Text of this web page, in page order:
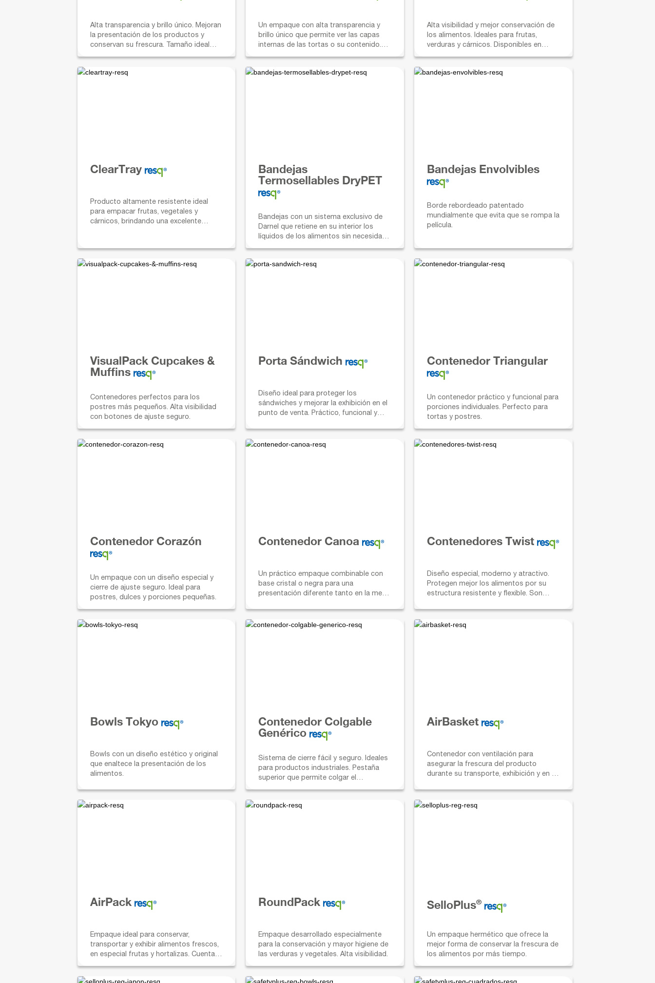
Alta transparencia y brillo único. Mejoran
la presentación de los productos y
conservan su frescura. Tamaño ideal
Un empaque con alta transparencia y
brillo único que permite ver las capas
internas de las tortas o su contenido.
opciones de venta por mitades, único
Alta visibilidad y mejor conservación de
los alimentos. Ideales para frutas,
verduras y cárnicos. Disponibles en
ClearTray
Producto altamente resistente ideal
para empacar frutas, vegetales y
cárnicos, brindando una excelente
Bandejas
Termosellables DryPET
Bandejas con un sistema exclusivo de
Darnel que retiene en su interior los
líquidos de los alimentos sin necesidad
Bandejas Envolvibles
Borde rebordeado patentado
mundialmente que evita que se rompa la
película.
VisualPack Cupcakes &
Muffins
Contenedores perfectos para los
postres más pequeños. Alta visibilidad
con botones de ajuste seguro.
Porta Sándwich
Diseño ideal para proteger los
sándwiches y mejorar la exhibición en el
punto de venta. Práctico, funcional y
Contenedor Triangular
Un contenedor práctico y funcional para
porciones individuales. Perfecto para
tortas y postres.
Contenedor Corazón
Un empaque con un diseño especial y
cierre de ajuste seguro. Ideal para
postres, dulces y porciones pequeñas.
Contenedor Canoa
Un práctico empaque combinable con
base cristal o negra para una
presentación diferente tanto en la mesa
Contenedores Twist
Diseño especial, moderno y atractivo.
Protegen mejor los alimentos por su
estructura resistente y flexible. Son
Bowls Tokyo
Bowls con un diseño estético y original
que enaltece la presentación de los
alimentos.
Contenedor Colgable
Genérico
Sistema de cierre fácil y seguro. Ideales
para productos industriales. Pestaña
superior que permite colgar el
AirBasket
Contenedor con ventilación para
asegurar la frescura del producto
durante su transporte, exhibición y en el
AirPack
Empaque ideal para conservar,
transportar y exhibir alimentos frescos,
en especial frutas y hortalizas. Cuenta
RoundPack
Empaque desarrollado especialmente
para la conservación y mayor higiene de
las verduras y vegetales. Alta visibilidad.
SelloPlus®
Un empaque hermético que ofrece la
mejor forma de conservar la frescura de
los alimentos por más tiempo.